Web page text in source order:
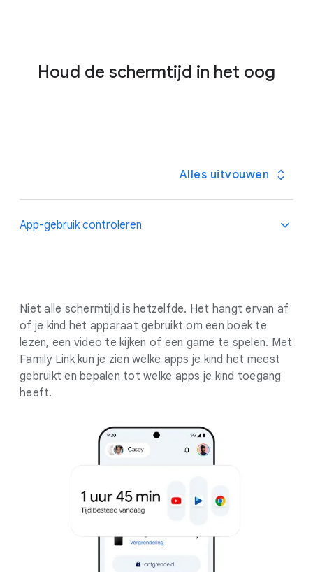
Houd de schermtijd in het oog
Alles uitvouwen
App-gebruik controleren
Niet alle schermtijd is hetzelfde. Het hangt ervan af
of je kind het apparaat gebruikt om een boek te
lezen, een video te kijken of een game te spelen. Met
Family Link kun je zien welke apps je kind het meest
gebruikt en bepalen tot welke apps je kind toegang
heeft.